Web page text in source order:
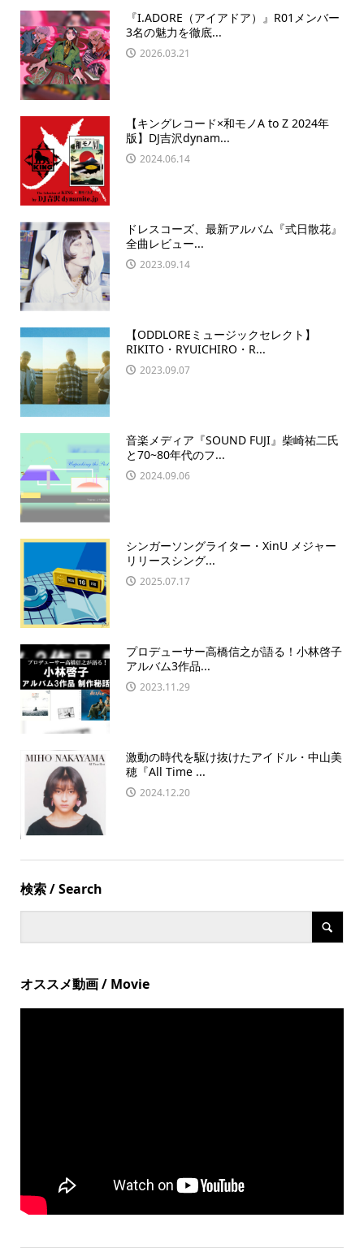
『I.ADORE（アイアドア）』R01メンバー
3名の魅力を徹底...
2026.03.21
【キングレコード×和モノA to Z 2024年
版】DJ吉沢dynam...
2024.06.14
ドレスコーズ、最新アルバム『式日散花』
全曲レビュー...
2023.09.14
【ODDLOREミュージックセレクト】
RIKITO・RYUICHIRO・R...
2023.09.07
音楽メディア『SOUND FUJI』柴崎祐二氏
と70~80年代のフ...
2024.09.06
シンガーソングライター・XinU メジャー
リリースシング...
2025.07.17
プロデューサー高橋信之が語る！小林啓子
アルバム3作品...
2023.11.29
激動の時代を駆け抜けたアイドル・中山美
穂『All Time ...
2024.12.20
検索 / Search
オススメ動画 / Movie